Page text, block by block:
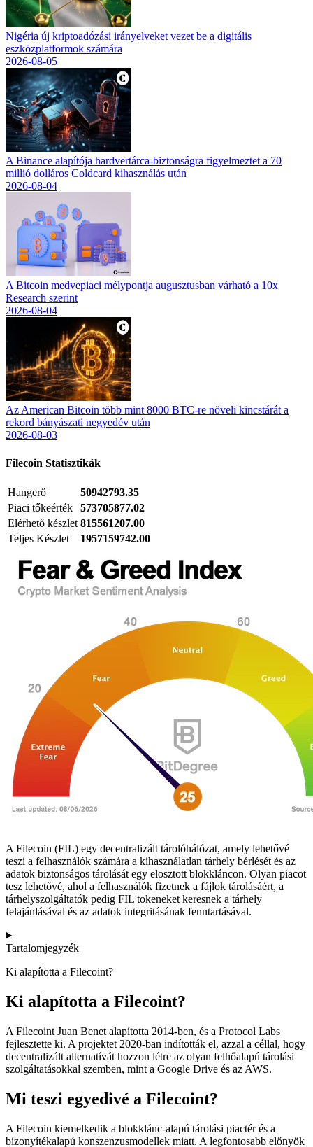
Nigéria új kriptoadózási irányelveket vezet be a digitális
eszközplatformok számára
2026-08-05
A Binance alapítója hardvertárca-biztonságra figyelmeztet a 70
millió dolláros Coldcard kihasználás után
2026-08-04
A Bitcoin medvepiaci mélypontja augusztusban várható a 10x
Research szerint
2026-08-04
Az American Bitcoin több mint 8000 BTC-re növeli kincstárát a
rekord bányászati negyedév után
2026-08-03
Filecoin Statisztikák
Hangerő
50942793.35
Piaci tőkeérték
573705877.02
Elérhető készlet 815561207.00
Teljes Készlet
1957159742.00
A Filecoin (FIL) egy decentralizált tárolóhálózat, amely lehetővé
teszi a felhasználók számára a kihasználatlan tárhely bérlését és az
adatok biztonságos tárolását egy elosztott blokkláncon. Olyan piacot
tesz lehetővé, ahol a felhasználók fizetnek a fájlok tárolásáért, a
tárhelyszolgáltatók pedig FIL tokeneket keresnek a tárhely
felajánlásával és az adatok integritásának fenntartásával.
Tartalomjegyzék
Ki alapította a Filecoint?
Ki alapította a Filecoint?
A Filecoint Juan Benet alapította 2014-ben, és a Protocol Labs
fejlesztette ki. A projektet 2020-ban indították el, azzal a céllal, hogy
decentralizált alternatívát hozzon létre az olyan felhőalapú tárolási
szolgáltatásokkal szemben, mint a Google Drive és az AWS.
Mi teszi egyedivé a Filecoint?
A Filecoin kiemelkedik a blokklánc-alapú tárolási piactér és a
bizonyítékalapú konszenzusmodellek miatt. A legfontosabb előnyök